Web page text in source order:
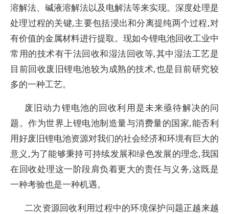
溶解法、碱液溶解法以及电解法等来实现。深度处理是
处理过程的关键,主要包括浸出和分离提纯两个过程,对
有价值的金属材料进行提取。现如今锂电池回收工业中
常用的技术有干法回收和湿法回收等,其中湿法工艺是
目前回收废旧锂电池较为成熟的技术,也是目前研究较
多的一种工艺。
废旧动力锂电池的回收利用是未来亟待解决的问
题。作为世界上锂电池制造量与消费量的国家,能否利
用好废旧锂电池资源对我们的社会经济和环境有巨大的
意义,为了能够秉持可持续发展和绿色发展的理念,我国
在回收处理这一阶段肩负着更大的责任与义务,这既是
一种考验也是一种机遇。
二次资源回收利用过程中的环境保护问题正越来越